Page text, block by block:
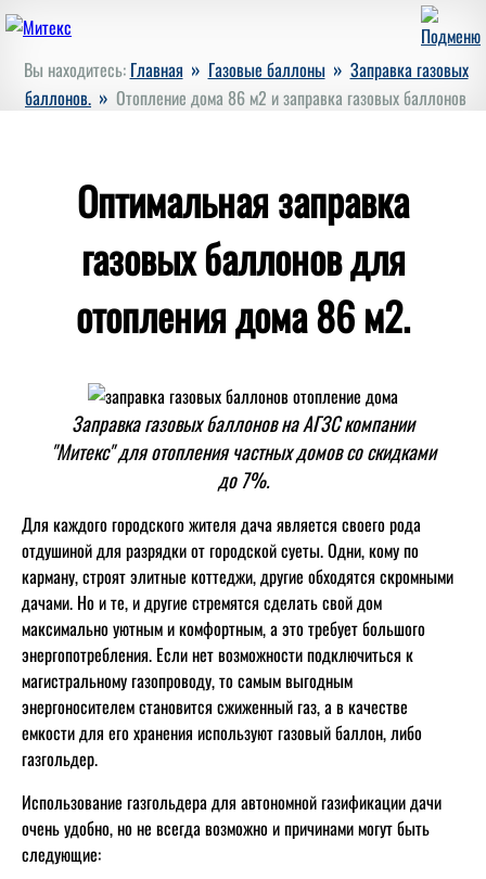
Вы находитесь: Главная » Газовые баллоны » Заправка газовых
баллонов. » Отопление дома 86 м2 и заправка газовых баллонов
Оптимальная заправка
газовых баллонов для
отопления дома 86 м2.
Заправка газовых баллонов на АГЗС компании
"Митекс" для отопления частных домов со скидками
до 7%.
Для каждого городского жителя дача является своего рода
отдушиной для разрядки от городской суеты. Одни, кому по
карману, строят элитные коттеджи, другие обходятся скромными
дачами. Но и те, и другие стремятся сделать свой дом
максимально уютным и комфортным, а это требует большого
энергопотребления. Если нет возможности подключиться к
магистральному газопроводу, то самым выгодным
энергоносителем становится сжиженный газ, а в качестве
емкости для его хранения используют газовый баллон, либо
газгольдер.
Использование газгольдера для автономной газификации дачи
очень удобно, но не всегда возможно и причинами могут быть
следующие: